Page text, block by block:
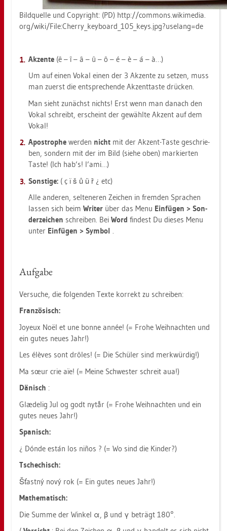
Bild­quel­le und Co­py­right: (PD) http://​com­mons.​wi­ki­me­dia.​
org/​wiki/​File:​Cher­ry_​key­boar­d_​105_​keys.​jpg?​uselang=de
Ak­zen­te (ê – î – â – û – ô – é – è – á – à…)
Um auf einen Vokal einen der 3 Ak­zen­te zu set­zen, muss
man zu­erst die ent­spre­chen­de Ak­zent­tas­te drü­cken.
Man sieht zu­nächst nichts! Erst wenn man da­nach den
Vokal schreibt, er­scheint der ge­wähl­te Ak­zent auf dem
Vokal!
Apo­stro­phe wer­den nicht mit der Ak­zent-Taste ge­schrie­
ben, son­dern mit der im Bild (siehe oben) mar­kier­ten
Taste! (Ich hab’s! l’ami…)
Sons­ti­ge: ( ç ï š ů ũ ř ¿ etc)
Alle an­de­ren, sel­te­ne­ren Zei­chen in frem­den Spra­chen
las­sen sich beim Wri­ter über das Menu Ein­fü­gen > Son­
der­zei­chen schrei­ben. Bei Word fin­dest Du die­ses Menu
unter Ein­fü­gen > Sym­bol .
Auf­ga­be
Ver­su­che, die fol­gen­den Texte kor­rekt zu schrei­ben:
Fran­zö­sisch:
Joyeux Noël et une bonne année! (= Frohe Weih­nach­ten und
ein gutes neues Jahr!)
Les élèves sont drôles! (= Die Schü­ler sind merk­wür­dig!)
Ma sœur crie aïe! (= Meine Schwes­ter schreit aua!)
Dä­nisch :
Glædelig Jul og godt nytår (= Frohe Weih­nach­ten und ein
gutes neues Jahr!)
Spa­nisch:
¿ Dónde están los niños ? (= Wo sind die Kin­der?)
Tsche­chisch:
Šťastný nový rok (= Ein gutes neues Jahr!)
Ma­the­ma­tisch:
Die Summe der Win­kel α, β und γ be­trägt 180°.